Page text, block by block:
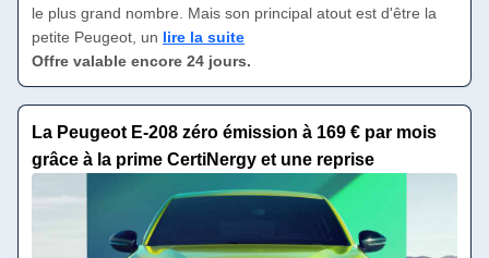
le plus grand nombre. Mais son principal atout est d'être la
petite Peugeot, un lire la suite
Offre valable encore 24 jours.
La Peugeot E-208 zéro émission à 169 € par mois
grâce à la prime CertiNergy et une reprise